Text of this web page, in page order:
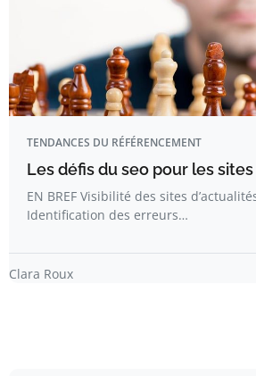
TENDANCES DU RÉFÉRENCEMENT
Les défis du seo pour les sites
EN BREF Visibilité des sites
Identification des erreurs…
Clara Roux